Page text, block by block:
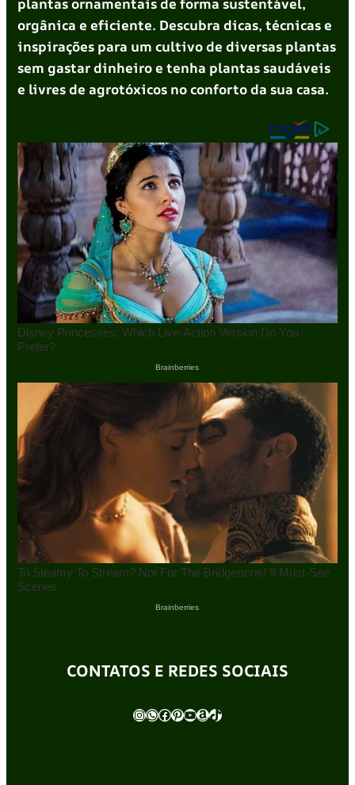
orgânica e eficiente. Descubra dicas, técnicas e
inspirações para um cultivo de diversas plantas
sem gastar dinheiro e tenha plantas saudáveis
e livres de agrotóxicos no conforto da sua casa.
CONTATOS E REDES SOCIAIS
InstagramWhatsApp Facebook Pinterest Youtube Amazon TikTok